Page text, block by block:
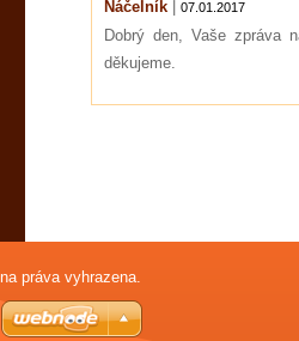
Náčelník 07.01.2017
Dobrý den, Vaše zpráva
děkujeme.
práva vyhrazena.